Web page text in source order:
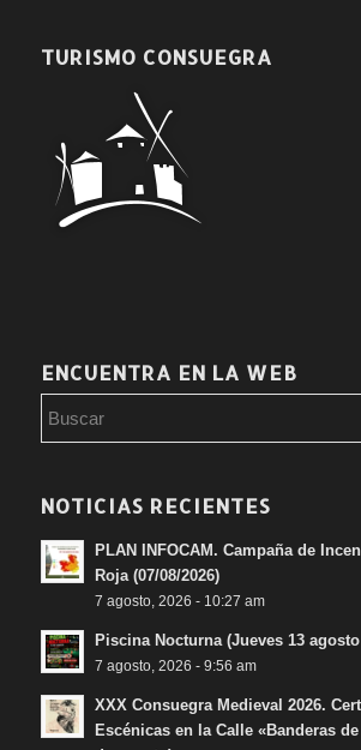
TURISMO CONSUEGRA
ENCUENTRA EN LA WEB
NOTICIAS RECIENTES
PLAN INFOCAM. Campaña de
Roja (07/08/2026)
7 agosto, 2026 - 10:27 am
Piscina Nocturna (Jueves 13 agosto
7 agosto, 2026 - 9:56 am
XXX Consuegra Medieval 2026.
Escénicas en la Calle «Banderas